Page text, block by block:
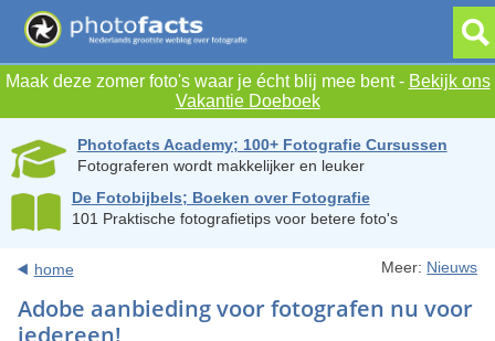
Maak deze zomer foto's waar je écht blij mee bent - Bekijk ons
Vakantie Doeboek
Photofacts Academy; 100+ Fotografie Cursussen
Fotograferen wordt makkelijker en leuker
De Fotobijbels; Boeken over Fotografie
101 Praktische fotografietips voor betere foto's
home Meer: Nieuws
Adobe aanbieding voor fotografen nu voor